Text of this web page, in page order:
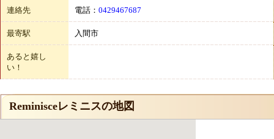
連絡先 電話： 0429467687
最寄駅 入間市
あると嬉し
い！
Reminisceレミニスの地図